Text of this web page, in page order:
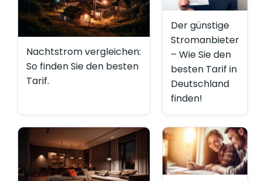
Nachtstrom vergleichen:
So finden Sie den besten
Tarif.
Der günstige
Stromanbieter
– Wie Sie den
besten Tarif in
Deutschland
finden!